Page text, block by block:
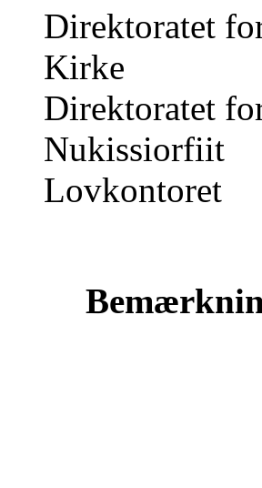
Direktoratet
Kirke
Direktoratet
Nukissiorfiit
Lovkontoret